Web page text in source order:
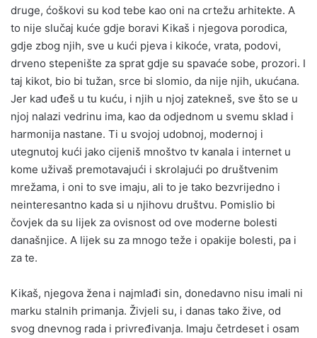
druge, ćoškovi su kod tebe kao oni na crtežu arhitekte. A
to nije slučaj kuće gdje boravi Kikaš i njegova porodica,
gdje zbog njih, sve u kući pjeva i kikoće, vrata, podovi,
drveno stepenište za sprat gdje su spavaće sobe, prozori. I
taj kikot, bio bi tužan, srce bi slomio, da nije njih, ukućana.
Jer kad uđeš u tu kuću, i njih u njoj zatekneš, sve što se u
njoj nalazi vedrinu ima, kao da odjednom u svemu sklad i
harmonija nastane. Ti u svojoj udobnoj, modernoj i
utegnutoj kući jako cijeniš mnoštvo tv kanala i internet u
kome uživaš premotavajući i skrolajući po društvenim
mrežama, i oni to sve imaju, ali to je tako bezvrijedno i
neinteresantno kada si u njihovu društvu. Pomislio bi
čovjek da su lijek za ovisnost od ove moderne bolesti
današnjice. A lijek su za mnogo teže i opakije bolesti, pa i
za te.
Kikaš, njegova žena i najmlađi sin, donedavno nisu imali ni
marku stalnih primanja. Živjeli su, i danas tako žive, od
svog dnevnog rada i privređivanja. Imaju četrdeset i osam